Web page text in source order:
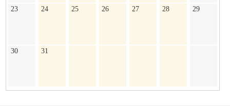
23 24 25 26 27 28 29
30 31